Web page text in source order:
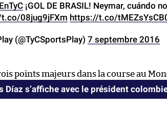
¡GOL DE BRASIL! Neymar, cuándo
08jug9jFXm https://t.co/
(@TyCSportsPlay) 7 septembre 2016
points majeurs dans la course au
Díaz s’affiche avec le président